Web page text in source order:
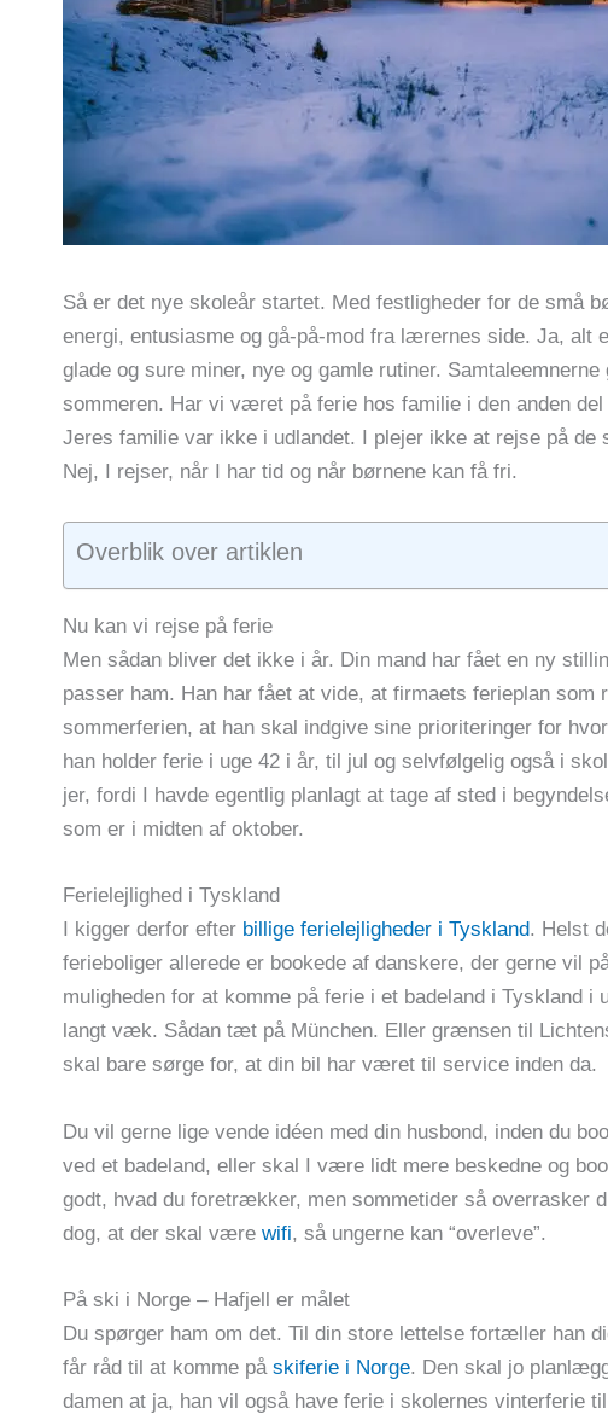
Så er det nye skoleår startet. Med festligheder for de små
energi, entusiasme og gå-på-mod fra lærernes side. Ja,
glade og sure miner, nye og gamle rutiner.
sommeren. Har vi været på ferie hos familie i den anden
Jeres familie var ikke i udlandet. I plejer ikke at rejse på
Nej, I rejser, når I har tid og når børnene kan få fri.
Overblik over artiklen
Nu kan vi rejse på ferie
Men sådan bliver det ikke i år. Din mand har fået en ny
passer ham. Han har fået at vide, at firmaets ferieplan
sommerferien, at han skal indgive sine prioriteringer for
han holder ferie i uge 42 i år, til jul og selvfølgelig også i
jer, fordi I havde egentlig planlagt at tage af sted i
som er i midten af oktober.
Ferielejlighed i Tyskland
I kigger derfor efter billige ferielejligheder i Tyskland. Helst
ferieboliger allerede er bookede af danskere, der gerne vil
muligheden for at komme på ferie i et badeland i Tyskland
langt væk. Sådan tæt på München. Eller grænsen til
skal bare sørge for, at din bil har været til service inden da.
Du vil gerne lige vende idéen med din husbond, inden du
ved et badeland, eller skal I være lidt mere beskedne og
godt, hvad du foretrækker, men sommetider så overrasker
dog, at der skal være wifi, så ungerne kan “overleve”.
På ski i Norge – Hafjell er målet
Du spørger ham om det. Til din store lettelse fortæller han
får råd til at komme på skiferie i Norge. Den skal jo
damen at ja, han vil også have ferie i skolernes vinterferie